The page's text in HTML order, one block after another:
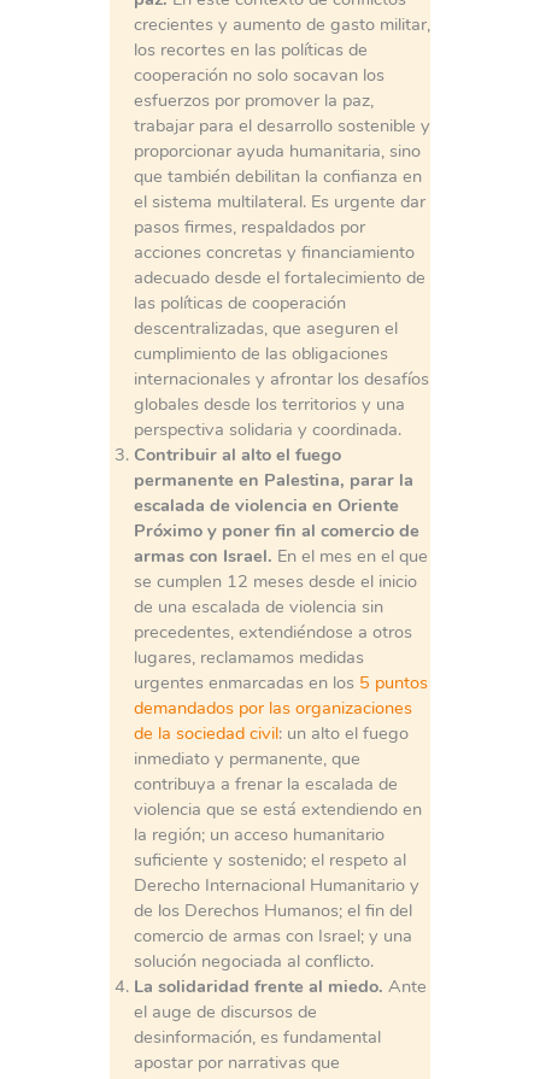
crecientes y aumento de gasto militar,
los recortes en las políticas de
cooperación no solo socavan los
esfuerzos por promover la paz,
trabajar para el desarrollo sostenible y
proporcionar ayuda humanitaria, sino
que también debilitan la confianza en
el sistema multilateral. Es urgente dar
pasos firmes, respaldados por
acciones concretas y financiamiento
adecuado desde el fortalecimiento de
las políticas de cooperación
descentralizadas, que aseguren el
cumplimiento de las obligaciones
internacionales y afrontar los desafíos
globales desde los territorios y una
perspectiva solidaria y coordinada.
Contribuir al alto el fuego
permanente en Palestina, parar la
escalada de violencia en Oriente
Próximo y poner fin al comercio de
armas con Israel. En el mes en el que
se cumplen 12 meses desde el inicio
de una escalada de violencia sin
precedentes, extendiéndose a otros
lugares, reclamamos medidas
urgentes enmarcadas en los 5 puntos
demandados por las organizaciones
de la sociedad civil: un alto el fuego
inmediato y permanente, que
contribuya a frenar la escalada de
violencia que se está extendiendo en
la región; un acceso humanitario
suficiente y sostenido; el respeto al
Derecho Internacional Humanitario y
de los Derechos Humanos; el fin del
comercio de armas con Israel; y una
solución negociada al conflicto.
La solidaridad frente al miedo. Ante
el auge de discursos de
desinformación, es fundamental
apostar por narrativas que